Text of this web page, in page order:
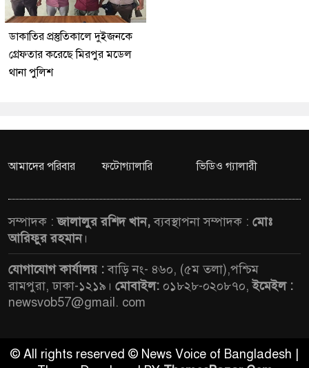
ডাকাতির প্রস্তুতিকালে দুইজনকে
গ্রেফতার করেছে মিরপুর মডেল
থানা পুলিশ
আমাদের পরিবার ফটোগ্যালারি ভিডিও গ্যালারী
সম্পাদক :জালালুর রশিদ খান,ব্যবস্থাপনা সম্পাদক : মোঃ
আরিফুর রহমান।
যোগাযোগ কার্যালয় :বাড়ি নং- ৪৬০, (৫ম তলা),পশ্চিম
রামপুরা, ঢাকা-১২১৯। মোবাইল: ০১৮২৮-০২০৮৭০,ইমেইল :
newsvob57@gmail. com
© All rights reserved © News Voice of Bangladesh |